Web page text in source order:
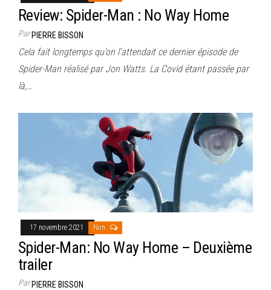
Review: Spider-Man : No Way Home
ParPIERRE BISSON
Cela fait longtemps qu’on l’attendait ce dernier épisode de
Spider-Man réalisé par Jon Watts. La Covid étant passée par
là,…
17 novembre 2021 Non
Spider-Man: No Way Home – Deuxième
trailer
ParPIERRE BISSON